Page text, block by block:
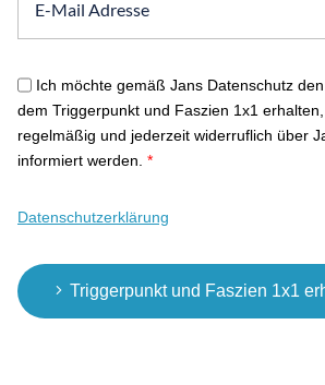
Ich möchte gemäß Jans Datenschutz
dem Triggerpunkt und Faszien 1x1
regelmäßig und jederzeit widerruflich über
informiert werden. *
Datenschutzerklärung
Triggerpunkt und Faszien 1x1